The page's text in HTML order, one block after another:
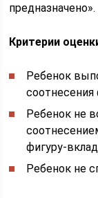
предназначено».
Критерии
Ребенок
соотнесения
Ребенок не
фигуру-
Ребенок не